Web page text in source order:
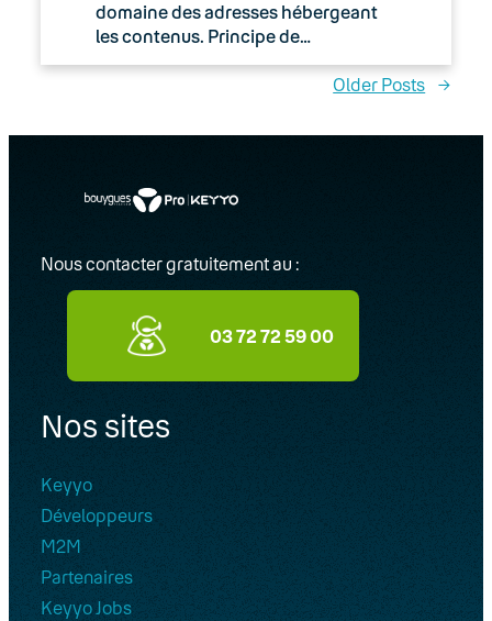
domaine des adresses hébergeant
les contenus. Principe de…
Older Posts →
Nous contacter gratuitement au :
03 72 72 59 00
Nos sites
Keyyo
Développeurs
M2M
Partenaires
Keyyo Jobs